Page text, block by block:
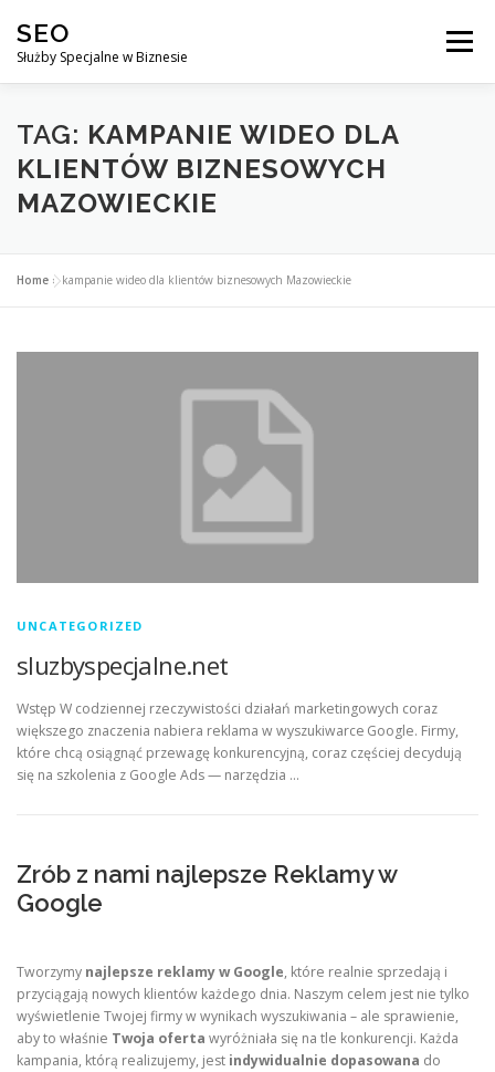
treści
SEO
Służby Specjalne w Biznesie
Menu
AGENCJA SEO CO ZYSKUJESZ ?
DLACZEGO WARTO?
KONTAKT
TAG: KAMPANIE WIDEO DLA
KLIENTÓW BIZNESOWYCH
MAZOWIECKIE
Home »kampanie wideo dla klientów biznesowych Mazowieckie
UNCATEGORIZED
sluzbyspecjalne.net
Wstęp W codziennej rzeczywistości działań marketingowych coraz
większego znaczenia nabiera reklama w wyszukiwarce Google. Firmy,
które chcą osiągnąć przewagę konkurencyjną, coraz częściej decydują
się na szkolenia z Google Ads — narzędzia …
Zrób z nami najlepsze Reklamy w
Google
Tworzymy najlepsze reklamy w Google, które realnie sprzedają i
przyciągają nowych klientów każdego dnia. Naszym celem jest nie tylko
wyświetlenie Twojej firmy w wynikach wyszukiwania – ale sprawienie,
aby to właśnie Twoja oferta wyróżniała się na tle konkurencji. Każda
kampania, którą realizujemy, jest indywidualnie dopasowana do